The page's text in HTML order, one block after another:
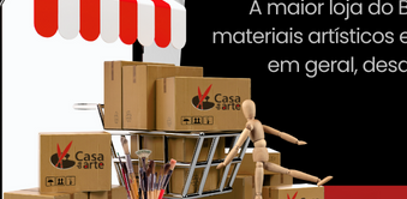
OPA -